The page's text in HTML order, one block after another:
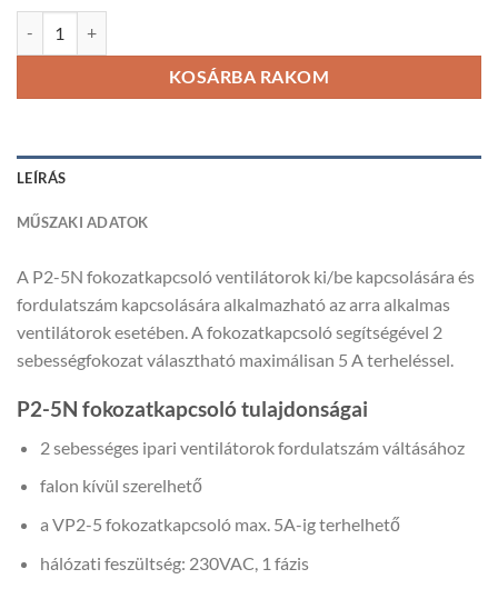
KOSÁRBA RAKOM
LEÍRÁS
MŰSZAKI ADATOK
A P2-5N fokozatkapcsoló ventilátorok ki/be kapcsolására és
fordulatszám kapcsolására alkalmazható az arra alkalmas
ventilátorok esetében. A fokozatkapcsoló segítségével 2
sebességfokozat választható maximálisan 5 A terheléssel.
P2-5N fokozatkapcsoló tulajdonságai
2 sebességes ipari ventilátorok fordulatszám váltásához
falon kívül szerelhető
a VP2-5 fokozatkapcsoló max. 5A-ig terhelhető
hálózati feszültség: 230VAC, 1 fázis